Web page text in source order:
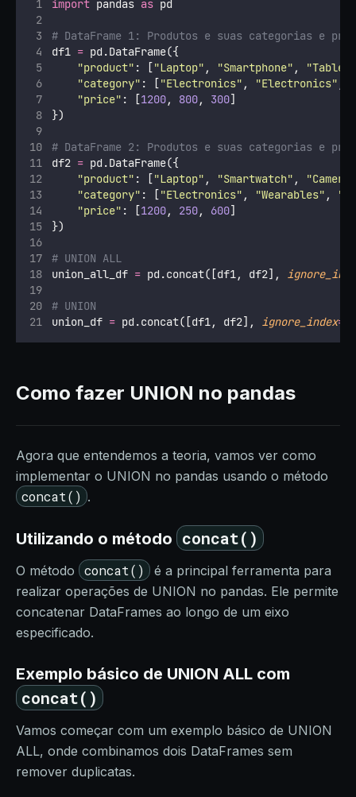
import pandas as pd
# DataFrame 1: Produtos e suas categorias e
df1 = pd.DataFrame({
"product" : ["Laptop" , "Smartphone" , "Tablet
"category" : ["Electronics" , "Electronics"
"price" : [1200, 800, 300]
})
# DataFrame 2: Produtos e suas categorias e
df2 = pd.DataFrame({
"product" : ["Laptop" , "Smartwatch" , "Camera
"category" : ["Electronics" , "Wearables" , "
"price" : [1200, 250, 600]
})
# UNION ALL
union_all_df = pd.concat([df1, df2],
# UNION
union_df = pd.concat([df1, df2], ignore_index=
Como fazer UNION no pandas
Agora que entendemos a teoria, vamos ver como
implementar o UNION no pandas usando o método
concat() .
Utilizando o método concat()
O método concat()
é a principal ferramenta para
realizar operações de UNION no pandas. Ele permite
concatenar DataFrames ao longo de um eixo
especificado.
Exemplo básico de UNION ALL com
concat()
Vamos começar com um exemplo básico de UNION
ALL, onde combinamos dois DataFrames sem
remover duplicatas.